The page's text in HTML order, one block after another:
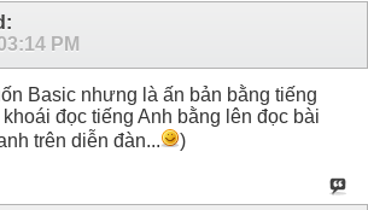
PM
Basic nhưng là ấn bản bằng tiếng
đọc tiếng Anh bằng lên đọc bài
trên diễn đàn...
)